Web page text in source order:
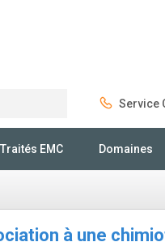
Service
Traités EMC Domaines
à une